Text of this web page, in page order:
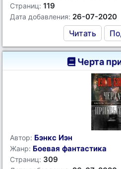
Страниц: 119
Дата добавления: 26-07-2020
Читать
Черта
Автор: Бэнкс Иэн
Жанр: Боевая фантастика
Страниц: 309